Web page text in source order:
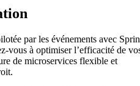
par les événements avec
vous à optimiser l’efficacité de
de microservices flexible et